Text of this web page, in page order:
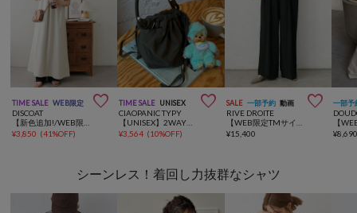
TIME SALE WEB限定 
DISCOAT
¥3,850 (41%OFF)
TIME SALE UNISEX 
CIAOPANIC TYPY
¥3,564 (10%OFF)
SALE 一部予約 動画 
RIVE DROITE
¥15,400
一部予
¥
シーンレス！着回し力抜群なシャツ